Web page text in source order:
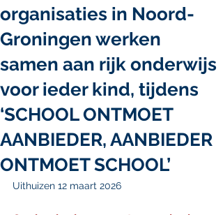
organisaties in Noord-
Groningen werken
samen aan rijk onderwijs
voor ieder kind, tijdens
‘SCHOOL ONTMOET
AANBIEDER, AANBIEDER
ONTMOET SCHOOL’
Uithuizen 12 maart 2026